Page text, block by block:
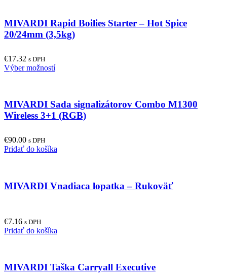
variants.
The
options
chosen
page
MIVARDI Rapid Boilies Starter – Hot Spice
20/24mm (3,5kg)
€17.32 s DPH
Výber možnostíThis
variants.
The
options
chosen
page
MIVARDI Sada signalizátorov Combo M1300
Wireless 3+1 (RGB)
€90.00 s DPH
Pridať do košíka
MIVARDI Vnadiaca lopatka – Rukoväť
€7.16 s DPH
Pridať do košíka
MIVARDI Taška Carryall Executive